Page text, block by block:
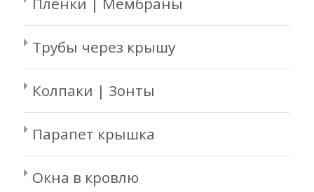
Трубы через крышу
Колпаки | Зонты
Парапет крышка
Окна в кровлю